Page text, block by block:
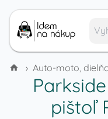
›
pištoľ